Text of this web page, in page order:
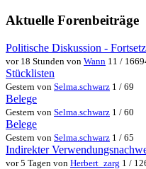
Aktuelle Forenbeiträge
Politische Diskussion -
vor 18 Stunden von Wann 11 /
Stücklisten
Gestern von Selma.schwarz 1 / 69
Belege
Gestern von Selma.schwarz 1 / 60
Belege
Gestern von Selma.schwarz 1 / 65
Indirekter
vor 5 Tagen von Herbert_zarg 1 /